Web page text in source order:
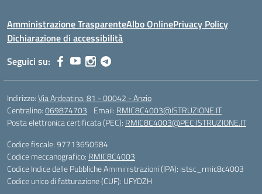
Amministrazione TrasparenteAlbo OnlinePrivacy Policy
Dichiarazione di accessibilità
Seguici su:
Indirizzo:Via Ardeatina, 81 - 00042 - Anzio
Centralino:069874703 Email: RMIC8C4003@ISTRUZIONE.IT
Posta elettronica certificata (PEC): RMIC8C4003@PEC.ISTRUZIONE.IT
Codice fiscale: 97713650584
Codice meccanografico: RMIC8C4003
Codice Indice delle Pubbliche Amministrazioni (IPA): istsc_rmic8c4003
Codice unico di fatturazione (CUF): UFYDZH